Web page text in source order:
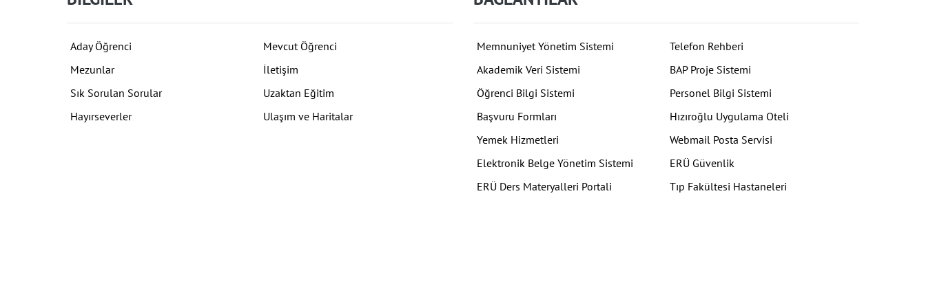
Aday Öğrenci
Mevcut Öğrenci
Mezunlar
İletişim
Sık Sorulan Sorular
Uzaktan Eğitim
Hayırseverler
Ulaşım ve Haritalar
Memnuniyet Yönetim Sistemi
Telefon Rehberi
Akademik Veri Sistemi
BAP Proje Sistemi
Öğrenci Bilgi Sistemi
Personel Bilgi Sistemi
Başvuru Formları
Hızıroğlu Uygulama Oteli
Yemek Hizmetleri
Webmail Posta Servisi
Elektronik Belge Yönetim Sistemi
ERÜ Güvenlik
ERÜ Ders Materyalleri Portali
Tıp Fakültesi Hastaneleri